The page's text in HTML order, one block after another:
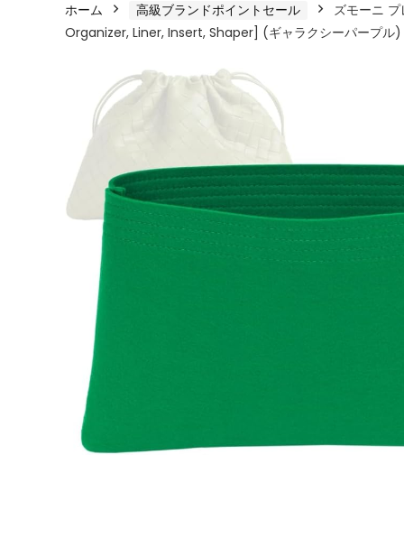
ホーム 高級ブランドポイントセール
ズモーニ
Organizer, Liner, Insert, Shaper] (ギャラクシーパープル)